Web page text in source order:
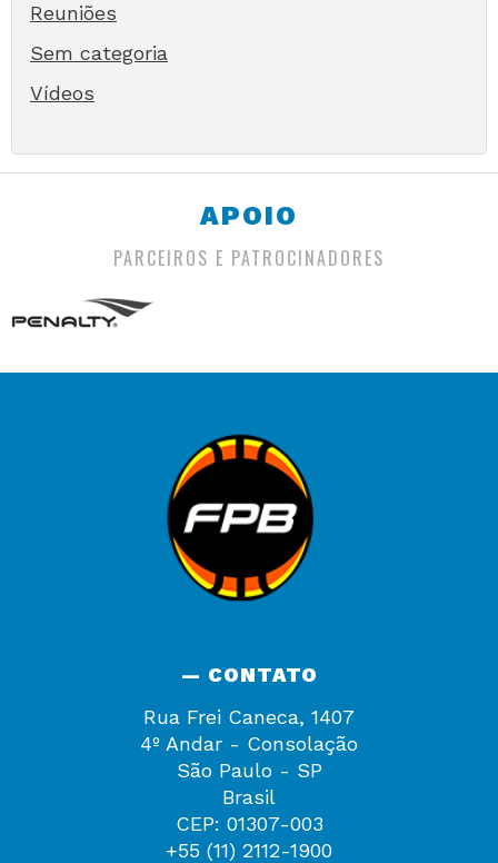
Reuniões
Sem categoria
Vídeos
APOIO
PARCEIROS E PATROCINADORES
— CONTATO
Rua Frei Caneca, 1407
4º Andar - Consolação
São Paulo - SP
Brasil
CEP: 01307-003
+55 (11) 2112-1900